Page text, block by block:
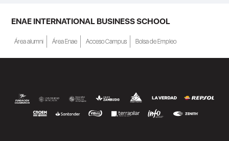
ENAE INTERNATIONAL BUSINESS SCHOOL
Área alumni Área Enae Acceso Campus Bolsa de Empleo